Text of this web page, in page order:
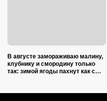
В августе замораживаю малину,
клубнику и смородину только
так: зимой ягоды пахнут как с